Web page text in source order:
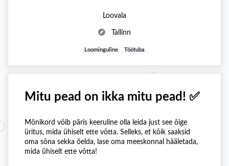
Loovala
Tallinn
Loominguline Töötuba
Mitu pead on ikka mitu pead! ✅
Mõnikord võib päris keeruline olla leida just see õige
üritus, mida ühiselt ette võtta. Selleks, et kõik saaksid
oma sõna sekka öelda, lase oma meeskonnal hääletada,
mida ühiselt ette võtta!